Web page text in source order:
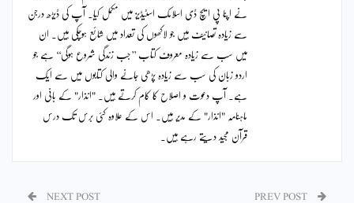
نے اپنا پی ایچ ڈی اسلامک اسٹیڈیز میں مکمل کیا۔ آپ کی ڈیڑھ درجن
سے زیادہ تصانیف ہیں جو لاکھوں کی تعداد میں شائع ہوچکی ہیں۔ ان
میں سب سے زیادہ معروف کتاب ’’جب زندگی شروع ہوگی‘‘ ہے جو
اردو زبان کی سب سے زیادہ پڑھی جانے والی کتابوں میں سے ایک
ہے۔ آپ دعوت و اصلاح کا کام کرتے ہیں۔ "انذار" کے بانی اور
ماہنامہ "انذار" کے مدیر ہیں۔ اس کے علاوہ کئی برس تک درس
قرآن مجید دیتے رہے ہیں۔
NEXT POST